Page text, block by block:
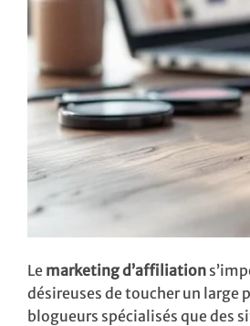
Le marketing d’affiliation
désireuses de toucher un large
blogueurs spécialisés que des